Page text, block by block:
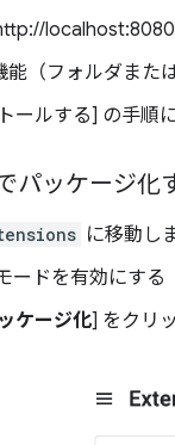
localhost:8080
（フォルダまた
ールする] の手順
パッケージ化
に移動し
ードを有効にする
ケージ化] をクリ